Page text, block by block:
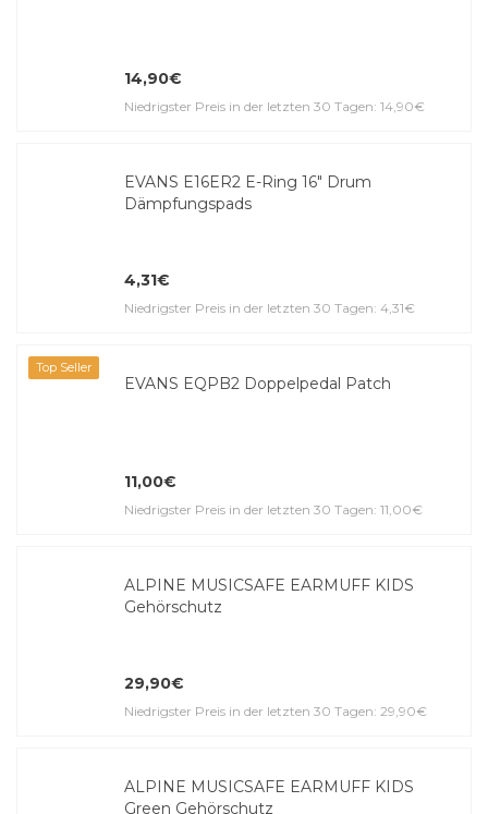
14,90€
Niedrigster Preis in der letzten 30 Tagen: 14,90€
EVANS E16ER2 E-Ring 16" Drum
Dämpfungspads
4,31€
Niedrigster Preis in der letzten 30 Tagen: 4,31€
Top Seller
EVANS EQPB2 Doppelpedal Patch
11,00€
Niedrigster Preis in der letzten 30 Tagen: 11,00€
ALPINE MUSICSAFE EARMUFF KIDS
Gehörschutz
29,90€
Niedrigster Preis in der letzten 30 Tagen: 29,90€
ALPINE MUSICSAFE EARMUFF KIDS
Green Gehörschutz